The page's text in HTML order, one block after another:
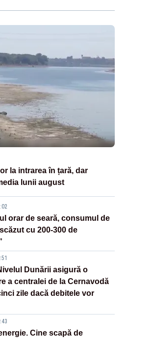
la intrarea în țară, dar
lunii august
orar de seară, consumul de
cu 200-300 de
Dunării asigură o
a centralei de la Cernavodă
zile dacă debitele vor
Cine scapă de